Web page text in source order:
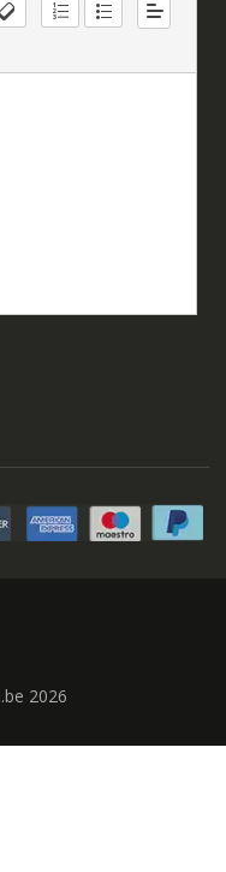
2026